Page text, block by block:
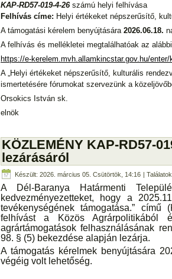
KAP-RD57-019-4-26számú helyi felhívása
Felhívás címe: Helyi értékeket népszerűsítő,
A támogatási kérelem benyújtására 2026.06.18.
A felhívás és mellékletei megtalálhatóak az
https://e-kerelem.mvh.allamkincstar.gov.hu/
A „Helyi értékeket népszerűsítő, kulturális
ismertetésére fórumokat szervezünk a
Orsokics István sk.
elnök
KÖZLEMÉNY KAP-RD57-
lezárásáról
Készült: 2026. március 05. Csütörtök, 14:16 |
A Dél-Baranya Határmenti
kedvezményezetteket, hogy a
tevékenységének támogatása.” című
felhívást a Közös Agrárpolitikából
agrártámogatások felhasználásának
98. § (5) bekezdése alapján lezárja.
A támogatás kérelmek benyújtására
végéig volt lehetőség.